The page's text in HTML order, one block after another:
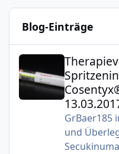
Blog-Einträge
Therapieverlauf und
GrBaer185
und